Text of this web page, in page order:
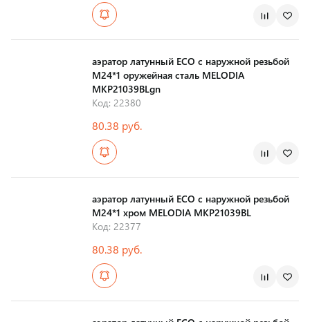
аэратор латунный ECO с наружной резьбой
М24*1 оружейная сталь MELODIA
MKP21039BLgn
Код: 22380
80.38 руб.
аэратор латунный ECO с наружной резьбой
М24*1 хром MELODIA MKP21039BL
Код: 22377
80.38 руб.